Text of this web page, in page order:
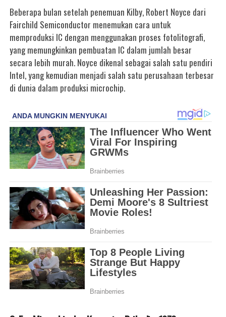
Beberapa bulan setelah penemuan Kilby, Robert Noyce dari
Fairchild Semiconductor menemukan cara untuk
memproduksi IC dengan menggunakan proses fotolitografi,
yang memungkinkan pembuatan IC dalam jumlah besar
secara lebih murah. Noyce dikenal sebagai salah satu pendiri
Intel, yang kemudian menjadi salah satu perusahaan terbesar
di dunia dalam produksi microchip.